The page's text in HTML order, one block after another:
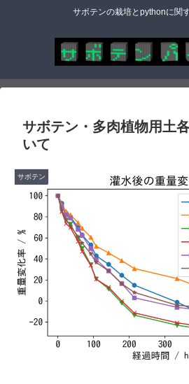
サボテンの栽培とpythonに関
サボテン・多肉植物用土
いて
サボテン